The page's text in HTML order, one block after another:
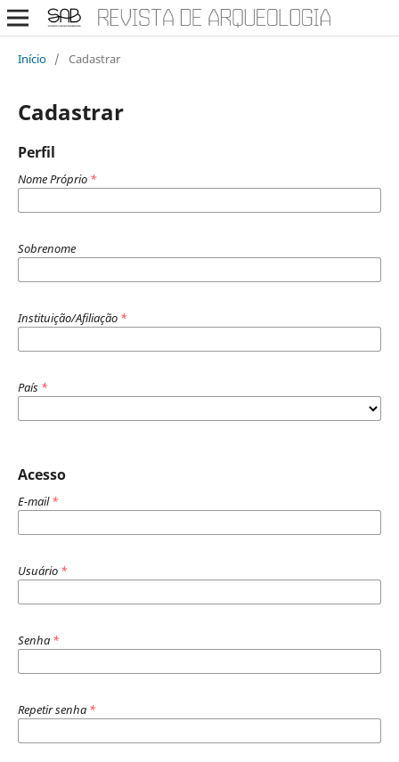
Início / Cadastrar
Cadastrar
Perfil
Nome Próprio *
Sobrenome
Instituição/Afiliação *
País *
Acesso
E-mail*
Usuário *
Senha *
Repetir senha *